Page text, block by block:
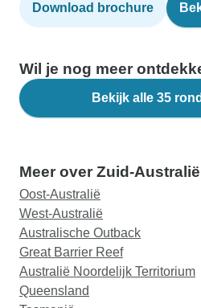
Download brochure
Wil je nog meer
Bekijk alle 35
Meer over Zuid-Australië
Oost-Australië
West-Australië
Australische Outback
Great Barrier Reef
Australië Noordelijk Territorium
Queensland